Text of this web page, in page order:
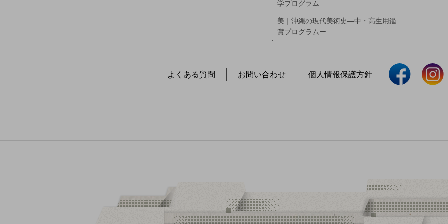
学プログラム―
美｜沖縄の現代美術史―中・高生用鑑
賞プログラムー
よくある質問 お問い合わせ 個人情報保護方針